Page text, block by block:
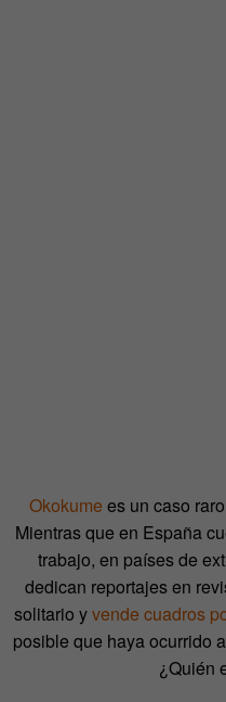
Okokume es un caso
Mientras que en España
trabajo, en países de
dedican reportajes en
solitario yvende cuadros
posible que haya ocurrido
¿Quién